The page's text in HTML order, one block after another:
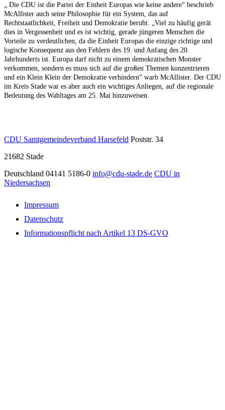
„ Die CDU ist die Partei der Einheit Europas wie keine andere“ beschrieb
McAllister auch seine Philosophie für ein System, das auf
Rechtstaatlichkeit, Freiheit und Demokratie beruht. „Viel zu häufig gerät
dies in Vergessenheit und es ist wichtig, gerade jüngeren Menschen die
Vorteile zu verdeutlichen, da die Einheit Europas die einzige richtige und
logische Konsequenz aus den Fehlern des 19. und Anfang des 20.
Jahrhunderts ist. Europa darf nicht zu einem demokratischen Monster
verkommen, sondern es muss sich auf die großen Themen konzentrieren
und ein Klein Klein der Demokratie verhindern“ warb McAllister. Der CDU
im Kreis Stade war es aber auch ein wichtiges Anliegen, auf die regionale
Bedeutung des Wahltages am 25. Mai hinzuweisen.
CDU Samtgemeindeverband Harsefeld Poststr. 34
21682 Stade
Deutschland 04141 5186-0 info@cdu-stade.de CDU in
Niedersachsen
Impressum
Datenschutz
Informationspflicht nach Artikel 13 DS-GVO